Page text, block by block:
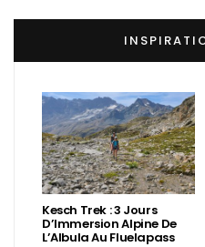
Kesch Trek : 3 Jours
D’Immersion Alpine De
L’Albula Au Fluelapass